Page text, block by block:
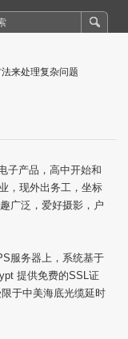
来处理复杂问题
子产品，高中开始和
，现外出务工，坐标
广泛，爱好摄影，户
服务器上，系统基于
提供免费的SSL证
于中美海底光缆延时